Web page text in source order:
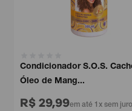
Condicionador S.O.S. Cachos
Óleo de Mang...
R$ 29,99em até 1x sem juros